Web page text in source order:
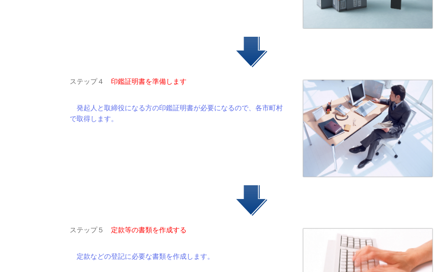
ステップ４ 印鑑証明書を準備します
発起人と取締役になる方の印鑑証明書が必要になるので、各市町村
で取得します。
ステップ５ 定款等の書類を作成する
定款などの登記に必要な書類を作成します。